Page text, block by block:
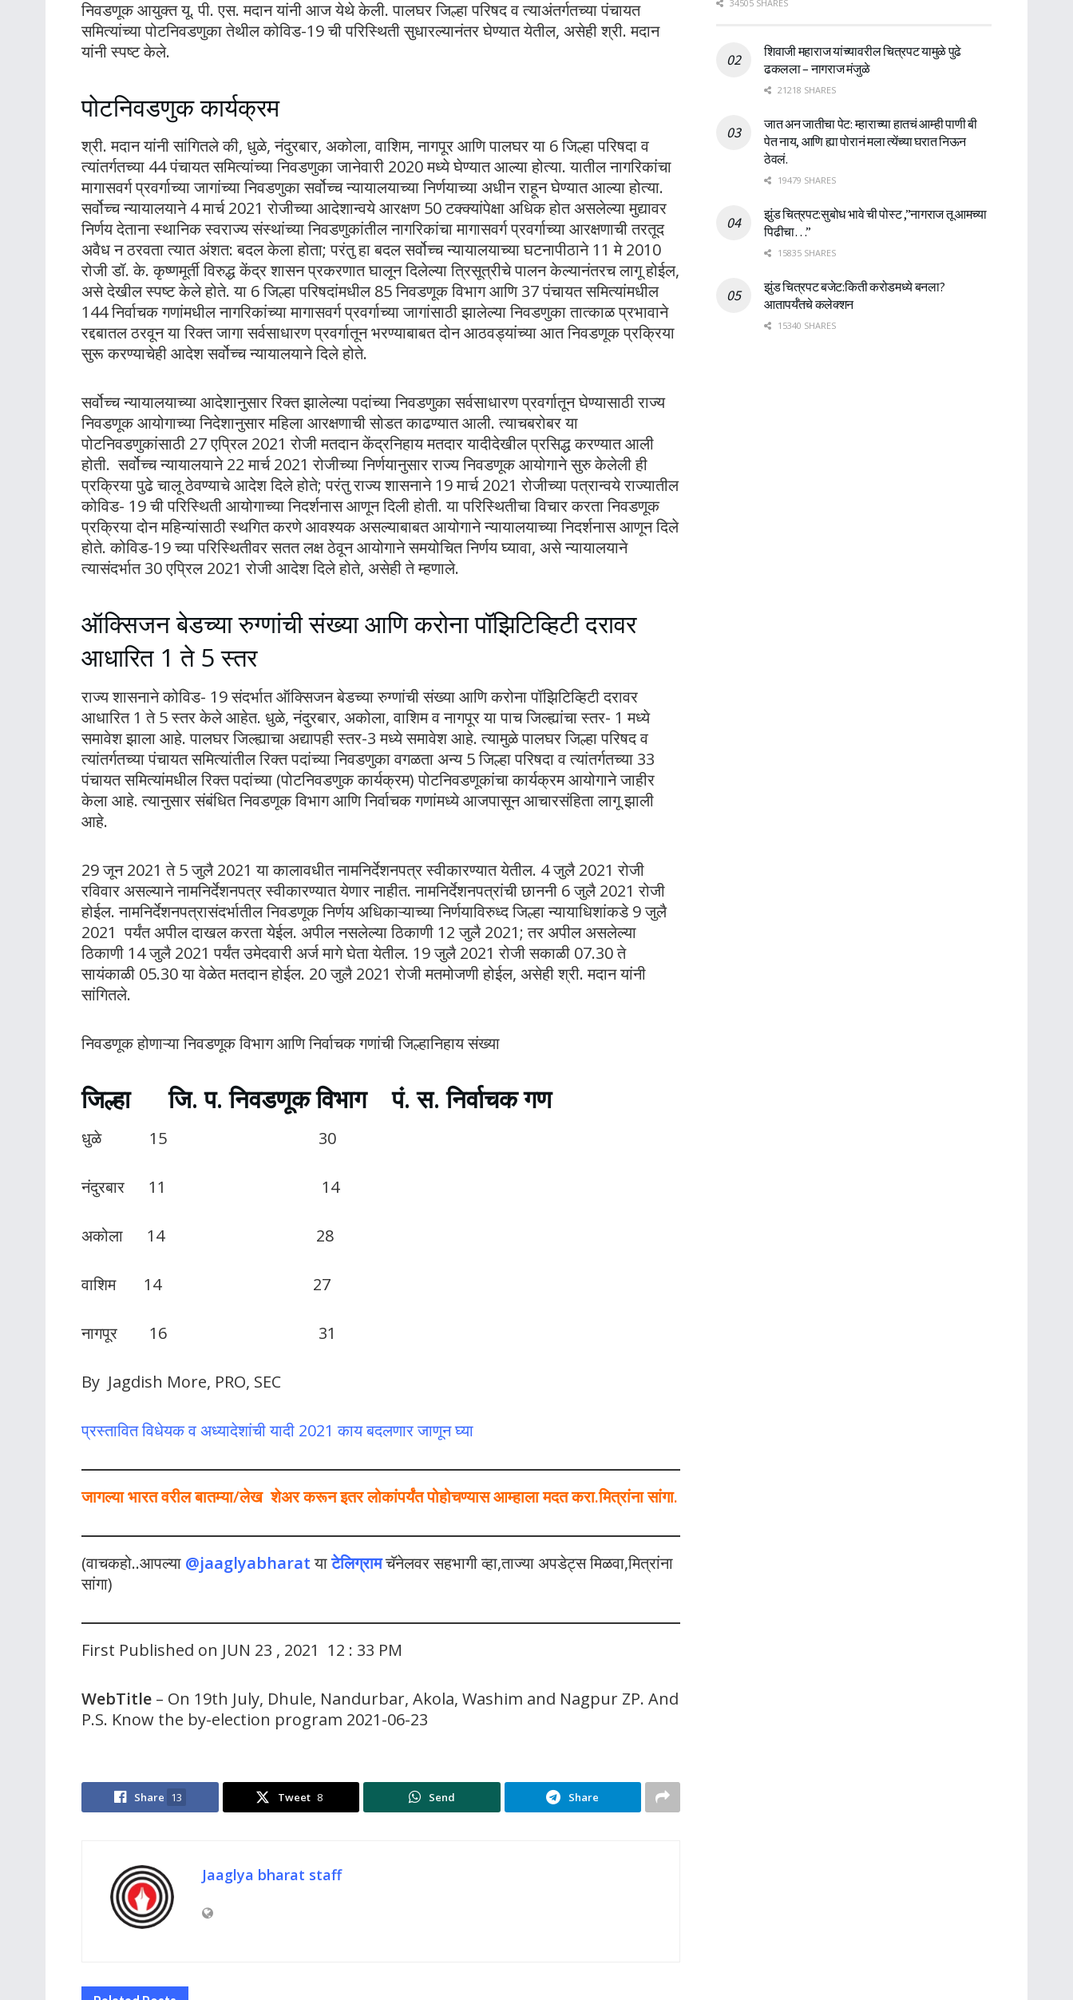
निवडणूक आयुक्त यू. पी. एस. मदान यांनी आज येथे केली. पालघर जिल्हा परिषद व त्याअंतर्गतच्या पंचायत
समित्यांच्या पोटनिवडणुका तेथील कोविड-19 ची परिस्थिती सुधारल्यानंतर घेण्यात येतील, असेही श्री. मदान
यांनी स्पष्ट केले.
पोटनिवडणुक कार्यक्रम
श्री. मदान यांनी सांगितले की, धुळे, नंदुरबार, अकोला, वाशिम, नागपूर आणि पालघर या 6 जिल्हा परिषदा व
त्यांतर्गतच्या 44 पंचायत समित्यांच्या निवडणुका जानेवारी 2020 मध्ये घेण्यात आल्या होत्या. यातील नागरिकांचा
मागासवर्ग प्रवर्गाच्या जागांच्या निवडणुका सर्वोच्च न्यायालयाच्या निर्णयाच्या अधीन राहून घेण्यात आल्या होत्या.
सर्वोच्च न्यायालयाने 4 मार्च 2021 रोजीच्या आदेशान्वये आरक्षण 50 टक्क्यांपेक्षा अधिक होत असलेल्या मुद्यावर
निर्णय देताना स्थानिक स्वराज्य संस्थांच्या निवडणुकांतील नागरिकांचा मागासवर्ग प्रवर्गाच्या आरक्षणाची तरतूद
अवैध न ठरवता त्यात अंशत: बदल केला होता; परंतु हा बदल सर्वोच्च न्यायालयाच्या घटनापीठाने 11 मे 2010
रोजी डॉ. के. कृष्णमूर्ती विरुद्ध केंद्र शासन प्रकरणात घालून दिलेल्या त्रिसूत्रीचे पालन केल्यानंतरच लागू होईल,
असे देखील स्पष्ट केले होते. या 6 जिल्हा परिषदांमधील 85 निवडणूक विभाग आणि 37 पंचायत समित्यांमधील
144 निर्वाचक गणांमधील नागरिकांच्या मागासवर्ग प्रवर्गाच्या जागांसाठी झालेल्या निवडणुका तात्काळ प्रभावाने
रद्दबातल ठरवून या रिक्त जागा सर्वसाधारण प्रवर्गातून भरण्याबाबत दोन आठवड्यांच्या आत निवडणूक प्रक्रिया
सुरू करण्याचेही आदेश सर्वोच्च न्यायालयाने दिले होते.
सर्वोच्च न्यायालयाच्या आदेशानुसार रिक्त झालेल्या पदांच्या निवडणुका सर्वसाधारण प्रवर्गातून घेण्यासाठी राज्य
निवडणूक आयोगाच्या निदेशानुसार महिला आरक्षणाची सोडत काढण्यात आली. त्याचबरोबर या
पोटनिवडणुकांसाठी 27 एप्रिल 2021 रोजी मतदान केंद्रनिहाय मतदार यादीदेखील प्रसिद्ध करण्यात आली
होती. सर्वोच्च न्यायालयाने 22 मार्च 2021 रोजीच्या निर्णयानुसार राज्य निवडणूक आयोगाने सुरु केलेली ही
प्रक्रिया पुढे चालू ठेवण्याचे आदेश दिले होते; परंतु राज्य शासनाने 19 मार्च 2021 रोजीच्या पत्रान्वये राज्यातील
कोविड- 19 ची परिस्थिती आयोगाच्या निदर्शनास आणून दिली होती. या परिस्थितीचा विचार करता निवडणूक
प्रक्रिया दोन महिन्यांसाठी स्थगित करणे आवश्यक असल्याबाबत आयोगाने न्यायालयाच्या निदर्शनास आणून दिले
होते. कोविड-19 च्या परिस्थितीवर सतत लक्ष ठेवून आयोगाने समयोचित निर्णय घ्यावा, असे न्यायालयाने
त्यासंदर्भात 30 एप्रिल 2021 रोजी आदेश दिले होते, असेही ते म्हणाले.
ऑक्सिजन बेडच्या रुग्णांची संख्या आणि करोना पॉझिटिव्हिटी दरावर
आधारित 1 ते 5 स्तर
राज्य शासनाने कोविड- 19 संदर्भात ऑक्सिजन बेडच्या रुग्णांची संख्या आणि करोना पॉझिटिव्हिटी दरावर
आधारित 1 ते 5 स्तर केले आहेत. धुळे, नंदुरबार, अकोला, वाशिम व नागपूर या पाच जिल्ह्यांचा स्तर- 1 मध्ये
समावेश झाला आहे. पालघर जिल्ह्याचा अद्यापही स्तर-3 मध्ये समावेश आहे. त्यामुळे पालघर जिल्हा परिषद व
त्यांतर्गतच्या पंचायत समित्यांतील रिक्त पदांच्या निवडणुका वगळता अन्य 5 जिल्हा परिषदा व त्यांतर्गतच्या 33
पंचायत समित्यांमधील रिक्त पदांच्या (पोटनिवडणुक कार्यक्रम) पोटनिवडणूकांचा कार्यक्रम आयोगाने जाहीर
केला आहे. त्यानुसार संबंधित निवडणूक विभाग आणि निर्वाचक गणांमध्ये आजपासून आचारसंहिता लागू झाली
आहे.
29 जून 2021 ते 5 जुलै 2021 या कालावधीत नामनिर्देशनपत्र स्वीकारण्यात येतील. 4 जुलै 2021 रोजी
रविवार असल्याने नामनिर्देशनपत्र स्वीकारण्यात येणार नाहीत. नामनिर्देशनपत्रांची छाननी 6 जुलै 2021 रोजी
होईल. नामनिर्देशनपत्रासंदर्भातील निवडणूक निर्णय अधिकाऱ्याच्या निर्णयाविरुध्द जिल्हा न्यायाधिशांकडे 9 जुलै
2021 पर्यंत अपील दाखल करता येईल. अपील नसलेल्या ठिकाणी 12 जुलै 2021; तर अपील असलेल्या
ठिकाणी 14 जुलै 2021 पर्यंत उमेदवारी अर्ज मागे घेता येतील. 19 जुलै 2021 रोजी सकाळी 07.30 ते
सायंकाळी 05.30 या वेळेत मतदान होईल. 20 जुलै 2021 रोजी मतमोजणी होईल, असेही श्री. मदान यांनी
सांगितले.
निवडणूक होणाऱ्या निवडणूक विभाग आणि निर्वाचक गणांची जिल्हानिहाय संख्या
जिल्हा जि. प. निवडणूक विभाग पं. स. निर्वाचक गण
धुळे 15 30
नंदुरबार 11 14
अकोला 14 28
वाशिम 14 27
नागपूर 16 31
By Jagdish More, PRO, SEC
प्रस्तावित विधेयक व अध्यादेशांची यादी 2021 काय बदलणार जाणून घ्या
जागल्या भारत वरील बातम्या/लेख शेअर करून इतर लोकांपर्यंत पोहोचण्यास आम्हाला मदत करा.मित्रांना सांगा.
(वाचकहो..आपल्या @jaaglyabharat याटेलिग्रामचॅनेलवर सहभागी व्हा,ताज्या अपडेट्स मिळवा,मित्रांना
सांगा)
First Published on JUN 23 , 2021 12 : 33 PM
WebTitle – On 19th July, Dhule, Nandurbar, Akola, Washim and Nagpur ZP. And
P.S. Know the by-election program 2021-06-23
Share 13 Tweet 8 Send Share
Jaaglya bharat staff
34505 SHARES
शिवाजी महाराज यांच्यावरील चित्रपट यामुळे पुढे
ढकलला – नागराज मंजुळे
21218 SHARES
जात अन जातीचा पेट: म्हाराच्या हातचं आम्ही पाणी बी
पेत नाय, आणि ह्या पोरानं मला त्येंच्या घरात निऊन
ठेवलं.
19479 SHARES
झुंड चित्रपट:सुबोध भावे ची पोस्ट ,”नागराज तू आमच्या
पिढीचा…”
15835 SHARES
झुंड चित्रपट बजेट:किती करोडमध्ये बनला?
आतापर्यँतचे कलेक्शन
15340 SHARES